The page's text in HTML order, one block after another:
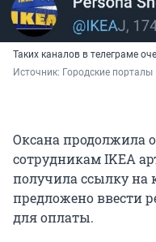
Таких каналов в телеграме
Источник: Городские порталы
Оксана продолжила
сотрудникам IKEA
получила ссылку на
предложено ввести
для оплаты.